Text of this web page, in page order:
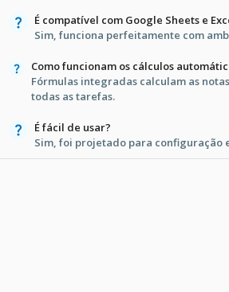
É compatível com Google Sheets e
Sim, funciona perfeitamente com
Como funcionam os cálculos
Fórmulas integradas calculam as
todas as tarefas.
É fácil de usar?
Sim, foi projetado para configuração